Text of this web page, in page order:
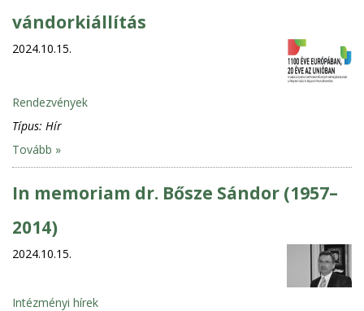
vándorkiállítás
2024.10.15.
Rendezvények
Típus: Hír
Tovább »
In memoriam dr. Bősze Sándor (1957–
2014)
2024.10.15.
Intézményi hírek